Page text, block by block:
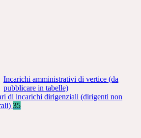
Incarichi amministrativi di vertice (da
pubblicare in tabelle)
di incarichi dirigenziali (dirigenti non
35